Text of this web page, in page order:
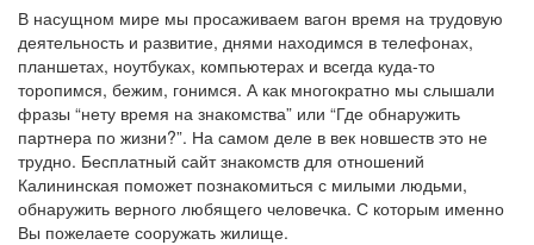
В насущном мире мы просаживаем вагон время на трудовую
деятельность и развитие, днями находимся в телефонах,
планшетах, ноутбуках, компьютерах и всегда куда-то
торопимся, бежим, гонимся. А как многократно мы слышали
фразы “нету время на знакомства” или “Где обнаружить
партнера по жизни?”. На самом деле в век новшеств это не
трудно. Бесплатный сайт знакомств для отношений
Калининская поможет познакомиться с милыми людьми,
обнаружить верного любящего человечка. С которым именно
Вы пожелаете сооружать жилище.